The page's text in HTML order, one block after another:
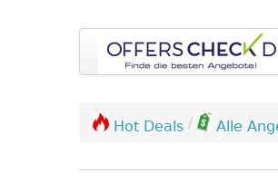
Hot Deals / Alle